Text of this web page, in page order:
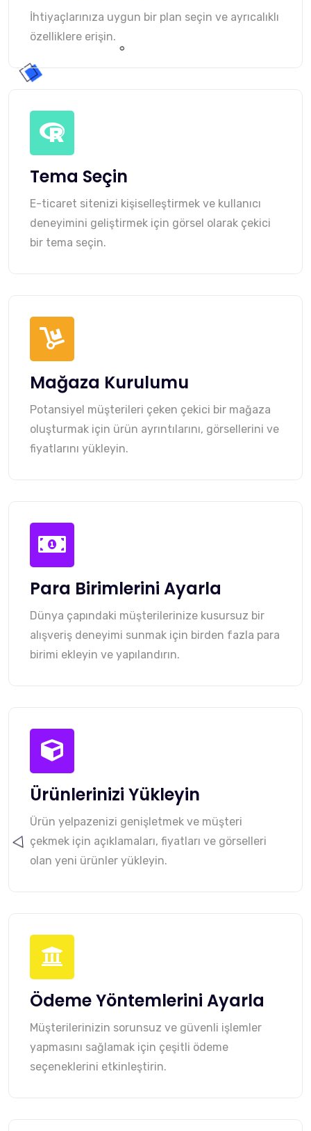
İhtiyaçlarınıza uygun bir plan seçin ve ayrıcalıklı
özelliklere erişin.
Tema Seçin
E-ticaret sitenizi kişiselleştirmek ve kullanıcı
deneyimini geliştirmek için görsel olarak çekici
bir tema seçin.
Mağaza Kurulumu
Potansiyel müşterileri çeken çekici bir mağaza
oluşturmak için ürün ayrıntılarını, görsellerini ve
fiyatlarını yükleyin.
Para Birimlerini Ayarla
Dünya çapındaki müşterilerinize kusursuz bir
alışveriş deneyimi sunmak için birden fazla para
birimi ekleyin ve yapılandırın.
Ürünlerinizi Yükleyin
Ürün yelpazenizi genişletmek ve müşteri
çekmek için açıklamaları, fiyatları ve görselleri
olan yeni ürünler yükleyin.
Ödeme Yöntemlerini Ayarla
Müşterilerinizin sorunsuz ve güvenli işlemler
yapmasını sağlamak için çeşitli ödeme
seçeneklerini etkinleştirin.